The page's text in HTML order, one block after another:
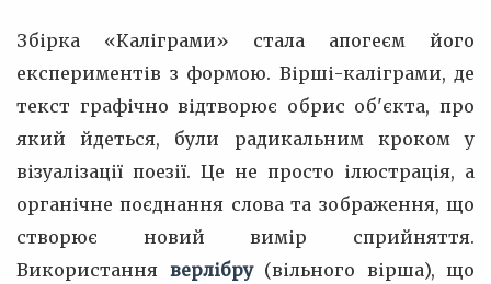
Збірка «Каліграми» стала апогеєм його
експериментів з формою. Вірші-каліграми, де
текст графічно відтворює обрис об'єкта, про
який йдеться, були радикальним кроком у
візуалізації поезії. Це не просто ілюстрація, а
органічне поєднання слова та зображення, що
створює новий вимір сприйняття.
Використання верлібру(вільного вірша), що